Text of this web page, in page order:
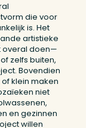
die voor
is. Het
artistieke
overal doen—
zelfs buiten,
Bovendien
klein maken
niet
en gezinnen
willen